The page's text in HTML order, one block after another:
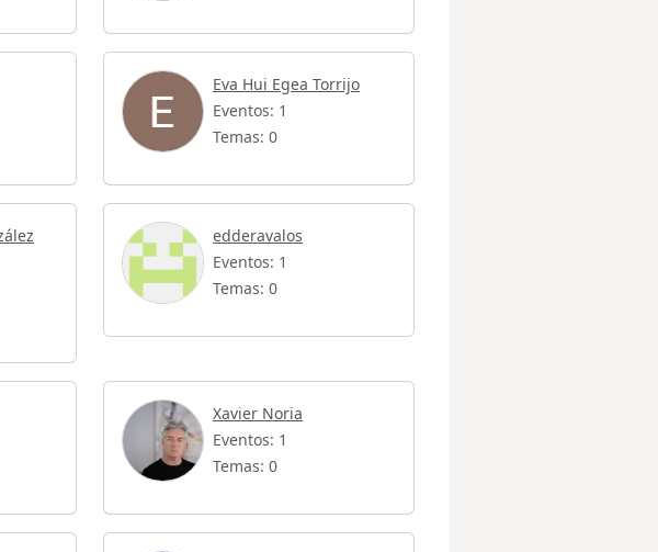
Eva Hui Egea Torrijo
Eventos: 1
Temas: 0
edderavalos
Eventos: 1
Temas: 0
Xavier Noria
Eventos: 1
Temas: 0